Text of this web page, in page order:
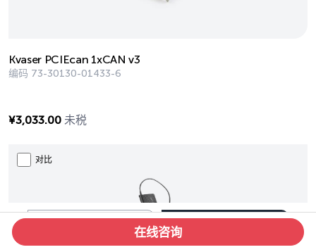
Kvaser PCIEcan 1xCAN v3
编码 73-30130-01433-6
¥3,033.00 未税
对比
在线咨询